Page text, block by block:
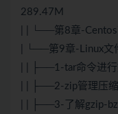
289.47M
| | └──第8章-
| └──第9章-Linux文
| | ├──1-tar命令进
| | ├──2-zip管理压
| | ├──3-了解gzip-